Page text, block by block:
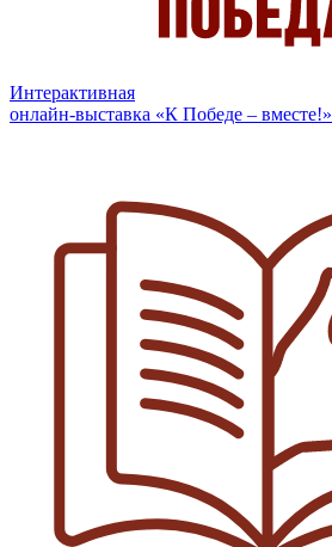
Интерактивная
онлайн-выставка «К Победе – вместе!»